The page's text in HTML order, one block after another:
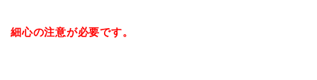
細心の注意が必要です。